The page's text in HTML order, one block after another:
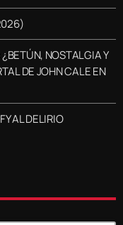
NOSTALGIA Y
DE JOHN CALE EN
AL DELIRIO